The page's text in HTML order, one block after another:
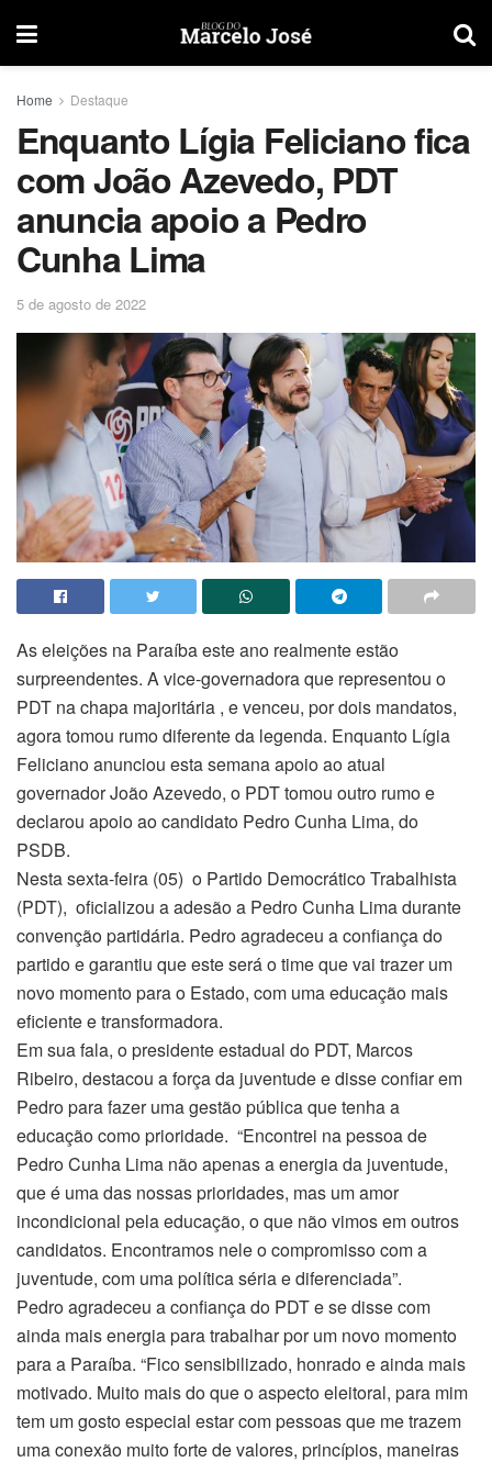
Home Destaque
Enquanto Lígia Feliciano fica
com João Azevedo, PDT
anuncia apoio a Pedro
Cunha Lima
5 de agosto de 2022
As eleições na Paraíba este ano realmente estão
surpreendentes. A vice-governadora que representou o
PDT na chapa majoritária , e venceu, por dois mandatos,
agora tomou rumo diferente da legenda. Enquanto Lígia
Feliciano anunciou esta semana apoio ao atual
governador João Azevedo, o PDT tomou outro rumo e
declarou apoio ao candidato Pedro Cunha Lima, do
PSDB.
Nesta sexta-feira (05) o Partido Democrático Trabalhista
(PDT), oficializou a adesão a Pedro Cunha Lima durante
convenção partidária. Pedro agradeceu a confiança do
partido e garantiu que este será o time que vai trazer um
novo momento para o Estado, com uma educação mais
eficiente e transformadora.
Em sua fala, o presidente estadual do PDT, Marcos
Ribeiro, destacou a força da juventude e disse confiar em
Pedro para fazer uma gestão pública que tenha a
educação como prioridade. “Encontrei na pessoa de
Pedro Cunha Lima não apenas a energia da juventude,
que é uma das nossas prioridades, mas um amor
incondicional pela educação, o que não vimos em outros
candidatos. Encontramos nele o compromisso com a
juventude, com uma política séria e diferenciada”.
Pedro agradeceu a confiança do PDT e se disse com
ainda mais energia para trabalhar por um novo momento
para a Paraíba. “Fico sensibilizado, honrado e ainda mais
motivado. Muito mais do que o aspecto eleitoral, para mim
tem um gosto especial estar com pessoas que me trazem
uma conexão muito forte de valores, princípios, maneiras